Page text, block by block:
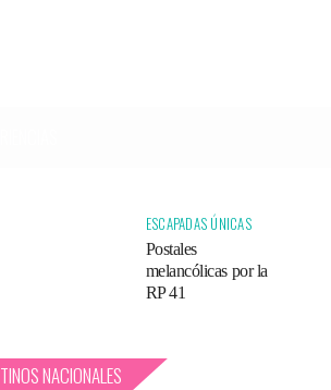
ESCAPADAS ÚNICAS
Postales
melancólicas por la
RP 41
NACIONALES